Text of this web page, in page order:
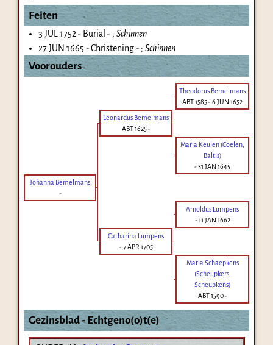
Feiten
3 JUL 1752 - Burial - ; Schinnen
27 JUN 1665 - Christening - ; Schinnen
Voorouders
Theodorus Bemelmans
ABT 1585-6 JUN 1652
Leonardus Bemelmans
ABT 1625-
Maria Keulen (Coelen,
Baltis)
-31 JAN 1645
Johanna Bemelmans
-
Arnoldus Lumpens
-11 JAN 1662
Catharina Lumpens
-7 APR 1705
Maria Schaepkens
(Scheupkers,
Scheupkens)
ABT 1590-
Gezinsblad - Echtgeno(o)t(e)